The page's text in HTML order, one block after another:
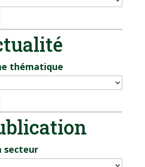
thématique
secteur